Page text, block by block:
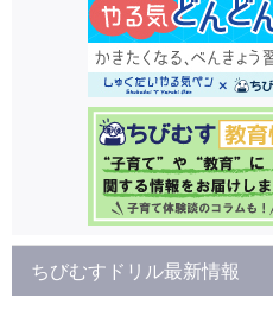
ちびむすドリル最新情報